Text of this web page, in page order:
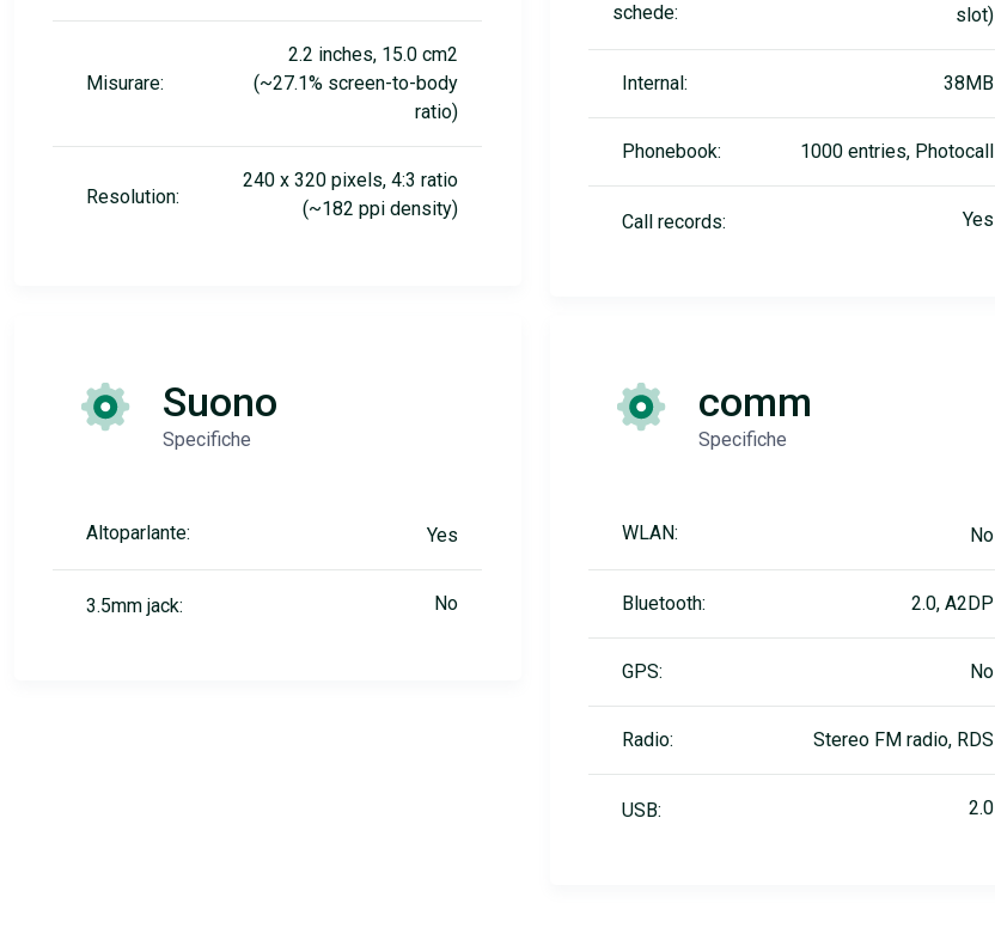
Misurare:
2.2 inches, 15.0 cm2
(~27.1% screen-to-body
ratio)
Resolution:
240 x 320 pixels, 4:3 ratio
(~182 ppi density)
schede:
slot)
Internal: 38MB
Phonebook: 1000 entries, Photocall
Call records: Yes
Suono
Specifiche
Altoparlante: Yes
3.5mm jack: No
comm
Specifiche
WLAN: No
Bluetooth: 2.0, A2DP
GPS: No
Radio: Stereo FM radio, RDS
USB: 2.0